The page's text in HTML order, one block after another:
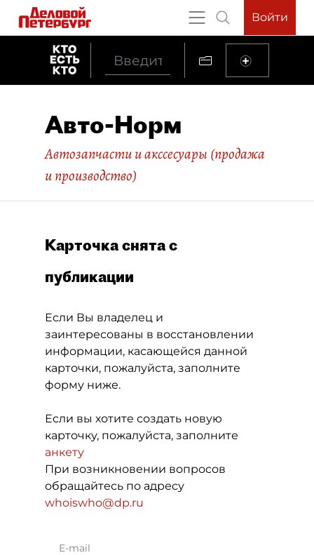
Войти
Авто-Норм
Автозапчасти и акссесуары (продажа
и производство)
Карточка снята с
публикации
Если Вы владелец и
заинтересованы в восстановлении
информации, касающейся данной
карточки, пожалуйста, заполните
форму ниже.
Если вы хотите создать новую
карточку, пожалуйста, заполните
анкету
При возникновении вопросов
обращайтесь по адресу
whoiswho@dp.ru
E-mail